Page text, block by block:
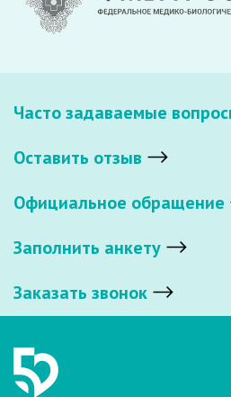
Часто задаваемые
Оставить отзыв
Официальное обращение
Заполнить анкету
Заказать звонок